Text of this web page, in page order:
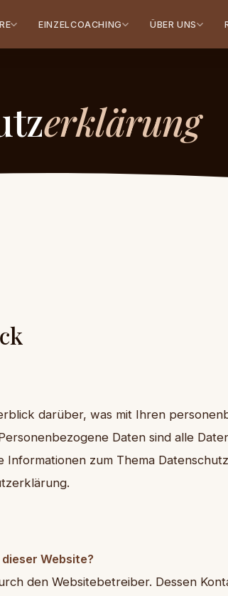
EINZELCOACHING ÜBER UNS
erklärung
darüber, was mit Ihren
Daten sind alle
zum Thema
Website?
den Websitebetreiber. Dessen